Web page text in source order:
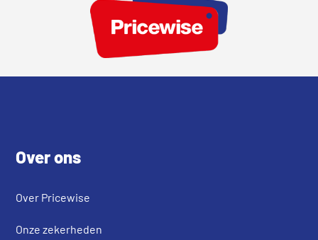
Over ons
Over Pricewise
Onze zekerheden